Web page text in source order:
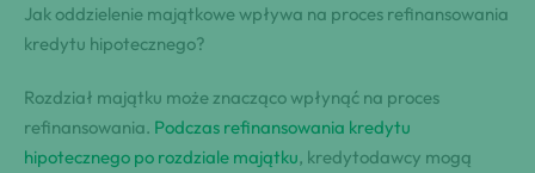
Jak oddzielenie majątkowe wpływa na proces refinansowania
kredytu hipotecznego?
Rozdział majątku może znacząco wpłynąć na proces
refinansowania. Podczas refinansowania kredytu
hipotecznego po rozdziale majątku, kredytodawcy mogą